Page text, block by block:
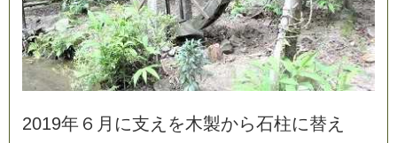
2019年 ６ 月 に支え を木製から石柱に替え